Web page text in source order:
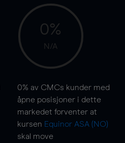
0%
N/A
0% av CMCs kunder med
åpne posisjoner i dette
markedet forventer at
kursen Equinor ASA (NO)
skal move